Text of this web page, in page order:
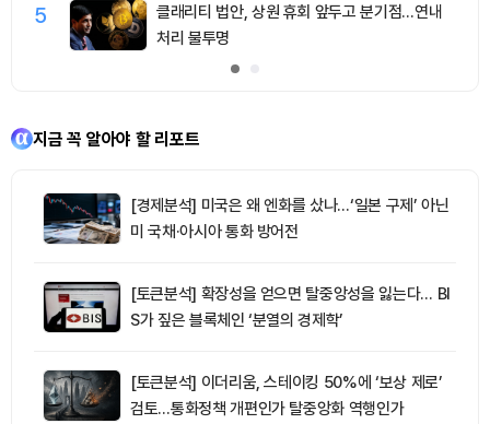
5
클래리티 법안, 상원 휴회 앞두고 분기점…연내
처리 불투명
지금 꼭 알아야 할 리포트
[경제분석] 미국은 왜 엔화를 샀나…‘일본 구제’ 아닌
미 국채·아시아 통화 방어전
[토큰분석] 확장성을 얻으면 탈중앙성을 잃는다… BI
S가 짚은 블록체인 ‘분열의 경제학’
[토큰분석] 이더리움, 스테이킹 50%에 ‘보상 제로’
검토…통화정책 개편인가 탈중앙화 역행인가